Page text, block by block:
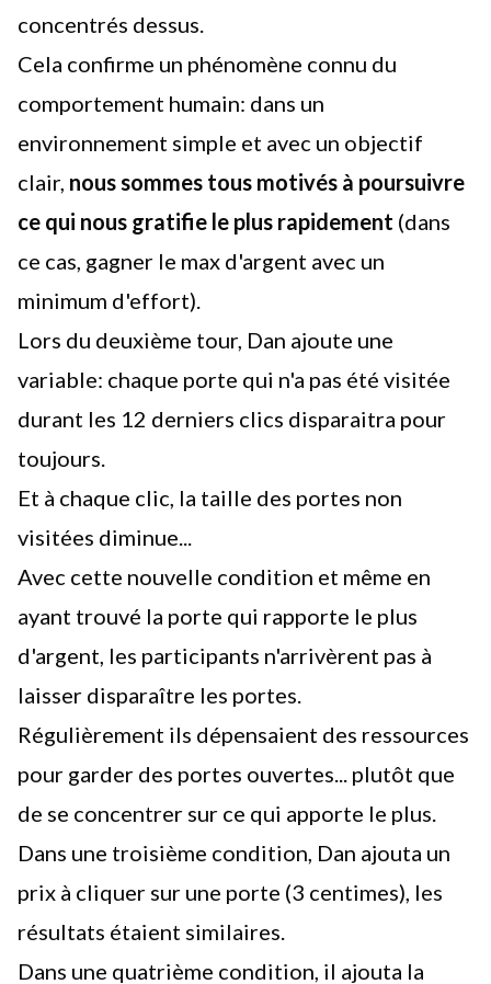
concentrés dessus.
Cela confirme un phénomène connu du
comportement humain: dans un
environnement simple et avec un objectif
clair, nous sommes tous motivés à poursuivre
ce qui nous gratifie le plus rapidement (dans
ce cas, gagner le max d'argent avec un
minimum d'effort).
Lors du deuxième tour, Dan ajoute une
variable: chaque porte qui n'a pas été visitée
durant les 12 derniers clics disparaitra pour
toujours.
Et à chaque clic, la taille des portes non
visitées diminue...
Avec cette nouvelle condition et même en
ayant trouvé la porte qui rapporte le plus
d'argent, les participants n'arrivèrent pas à
laisser disparaître les portes.
Régulièrement ils dépensaient des ressources
pour garder des portes ouvertes... plutôt que
de se concentrer sur ce qui apporte le plus.
Dans une troisième condition, Dan ajouta un
prix à cliquer sur une porte (3 centimes), les
résultats étaient similaires.
Dans une quatrième condition, il ajouta la